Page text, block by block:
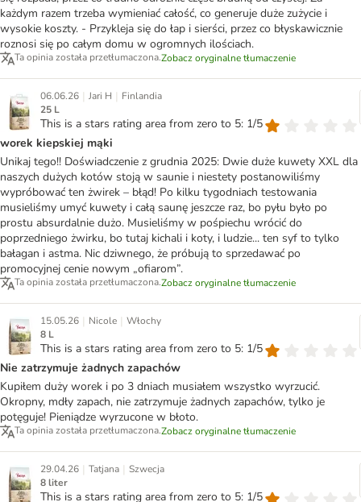
każdym razem trzeba wymieniać całość, co generuje duże zużycie i
wysokie koszty. - Przykleja się do łap i sierści, przez co błyskawicznie
roznosi się po całym domu w ogromnych ilościach.
Ta opinia została przetłumaczona.Zobacz oryginalne tłumaczenie
06.06.26 | Jari H | Finlandia
25 L
This is a stars rating area from zero to 5: 1/5
worek kiepskiej mąki
Unikaj tego!! Doświadczenie z grudnia 2025: Dwie duże kuwety XXL dla
naszych dużych kotów stoją w saunie i niestety postanowiliśmy
wypróbować ten żwirek – błąd! Po kilku tygodniach testowania
musieliśmy umyć kuwety i całą saunę jeszcze raz, bo pyłu było po
prostu absurdalnie dużo. Musieliśmy w pośpiechu wrócić do
poprzedniego żwirku, bo tutaj kichali i koty, i ludzie... ten syf to tylko
bałagan i astma. Nic dziwnego, że próbują to sprzedawać po
promocyjnej cenie nowym „ofiarom”.
Ta opinia została przetłumaczona.Zobacz oryginalne tłumaczenie
15.05.26 | Nicole | Włochy
8 L
This is a stars rating area from zero to 5: 1/5
Nie zatrzymuje żadnych zapachów
Kupiłem duży worek i po 3 dniach musiałem wszystko wyrzucić.
Okropny, mdły zapach, nie zatrzymuje żadnych zapachów, tylko je
potęguje! Pieniądze wyrzucone w błoto.
Ta opinia została przetłumaczona.Zobacz oryginalne tłumaczenie
29.04.26 | Tatjana | Szwecja
8 liter
This is a stars rating area from zero to 5: 1/5